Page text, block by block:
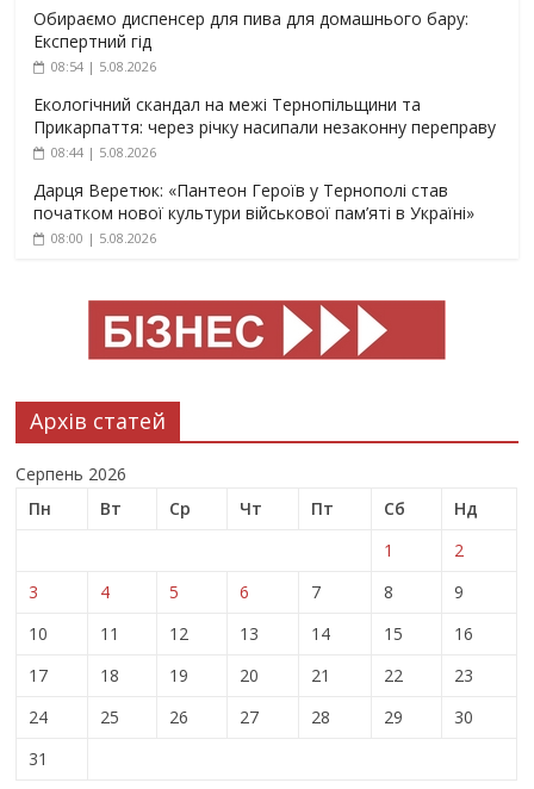
Обираємо диспенсер для пива для домашнього бару:
Експертний гід
08:54 | 5.08.2026
Екологічний скандал на межі Тернопільщини та
Прикарпаття: через річку насипали незаконну переправу
08:44 | 5.08.2026
Дарця Веретюк: «Пантеон Героїв у Тернополі став
початком нової культури військової пам’яті в Україні»
08:00 | 5.08.2026
Архів статей
Серпень 2026
Пн
Вт Ср Чт Пт Сб
Нд
1
2
3
4 5 6 7 8
9
10
11 12 13 14 15
16
17
18 19 20 21 22
23
24
25 26 27 28 29
30
31